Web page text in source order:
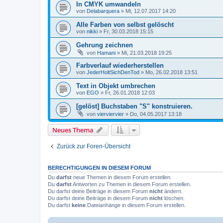
In CMYK umwandeln
von Delabarquera » Mi, 12.07.2017 14:20
Alle Farben von selbst gelöscht
von nikki » Fr, 30.03.2018 15:15
Gehrung zeichnen
von Hamani » Mi, 21.03.2018 19:25
Farbverlauf wiederherstellen
von JederHoltSichDenTod » Mo, 26.02.2018 13:51
Text in Objekt umbrechen
von EGO » Fr, 26.01.2018 12:03
[gelöst] Buchstaben "S" konstruieren.
von vierviervier » Do, 04.05.2017 13:18
Neues Thema
Zurück zur Foren-Übersicht
BERECHTIGUNGEN IN DIESEM FORUM
Du darfst neue Themen in diesem Forum erstellen.
Du darfstAntworten zu Themen in diesem Forum erstellen.
Du darfst deine Beiträge in diesem Forum nicht ändern.
Du darfst deine Beiträge in diesem Forum nicht löschen.
Du darfst keine Dateianhänge in diesem Forum erstellen.